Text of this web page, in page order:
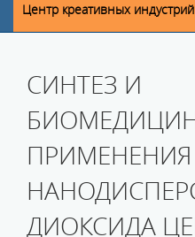
Центр креативных индустрий
СИНТЕЗ И
ПРИМЕНЕНИЯ
ДИОКСИДА